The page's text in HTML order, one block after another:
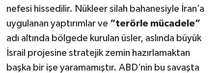
nefesi hissedilir. Nükleer silah bahanesiyle İran’a
uygulanan yaptırımlar ve “terörle mücadele”
adı altında bölgede kurulan üsler, aslında büyük
İsrail projesine stratejik zemin hazırlamaktan
başka bir işe yaramamıştır. ABD’nin bu savaşta